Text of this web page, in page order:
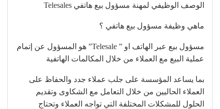
الوصف الوظيفي لمهنة مسؤول بيع هاتفي Telesales
ماهي وظيفة مسؤول بيع هاتفي ؟
مسؤول بيع عبر الهاتف او ” Telesale” هو المسؤول عن إتمام
عملية البيع مع العملاء من خلال المكالمات الهاتفية
بما يساعد المؤسسة على جلب عملاء جدد والحفاظ على
العملاء الحاليين من خلال التعامل مع الشكاوى وتقديم
الحلول للمشكلات المختلفة التي تواجه العملاء وتحتاج